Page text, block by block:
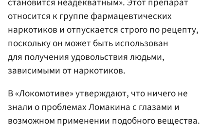
относится к группе фармацевтических
наркотиков и отпускается строго по рецепту,
поскольку он может быть использован
для получения удовольствия людьми,
зависимыми от наркотиков.
В «Локомотиве» утверждают, что ничего не
знали о проблемах Ломакина с глазами и
возможном применении подобного вещества.